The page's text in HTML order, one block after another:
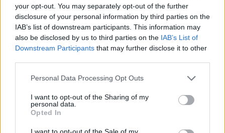
your opt-out. You may separately opt-out of the further
disclosure of your personal information by third parties on the
IAB’s list of downstream participants. This information may
also be disclosed by us to third parties on the IAB’s List of
Downstream Participants that may further disclose it to other
Personal Data Processing Opt Outs
I want to opt-out of the Sharing of my
personal data.
Opted In
I want to opt-out of the Sale of my